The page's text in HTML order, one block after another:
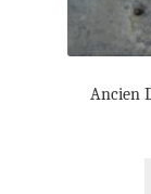
Ancien